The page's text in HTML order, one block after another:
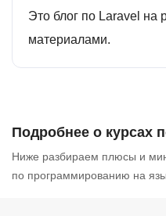
Это блог по Laravel на
материалами.
Подробнее о курсах
Ниже разбираем плюсы и
по программированию на